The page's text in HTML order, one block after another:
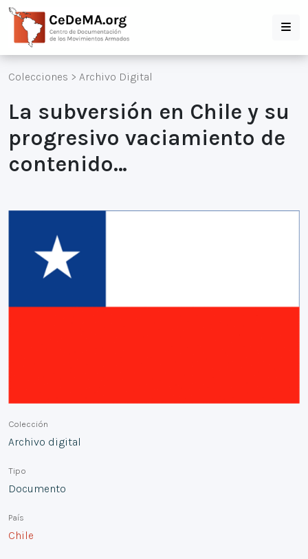
Colecciones > Archivo Digital
La subversión en Chile y su
progresivo vaciamiento de
contenido…
Colección
Archivo digital
Tipo
Documento
País
Chile